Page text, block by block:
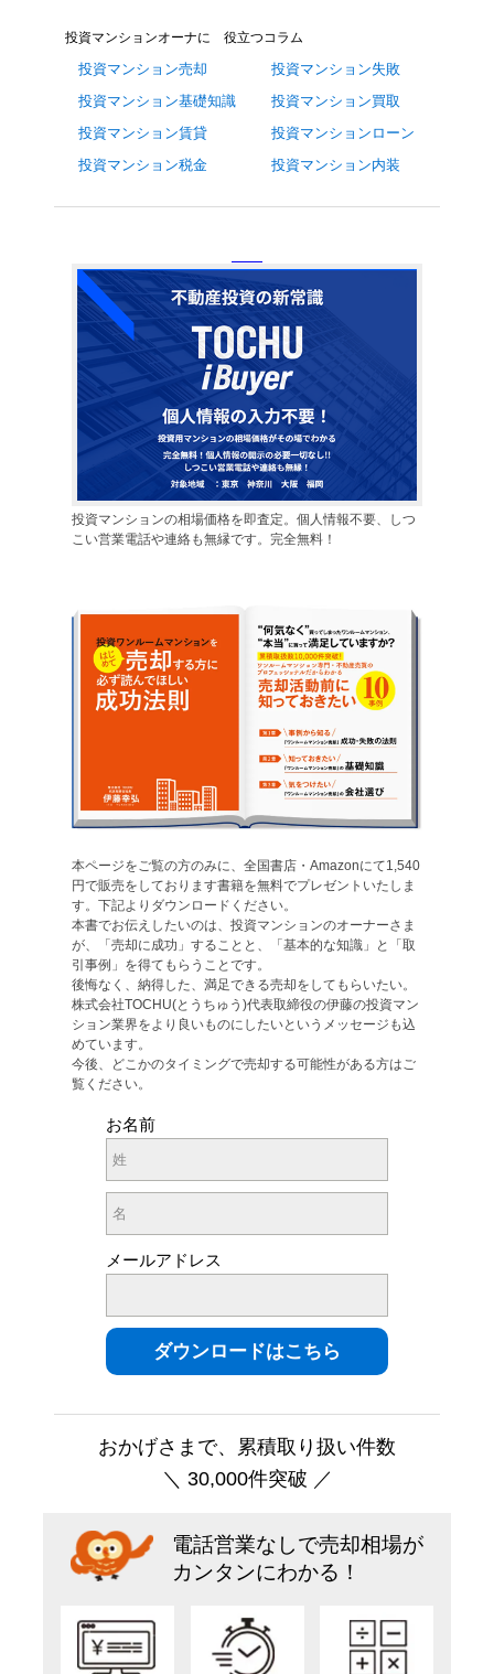
投資マンションオーナに 役立つコラム
投資マンション売却
投資マンション基礎知識
投資マンション賃貸
投資マンション税金
投資マンション失敗
投資マンション買取
投資マンションローン
投資マンション内装
投資マンションの相場価格を即査定。個人情報不要、しつ
こい営業電話や連絡も無縁です。完全無料！
本ページをご覧の方のみに、全国書店・Amazonにて1,540
円で販売をしております書籍を無料でプレゼントいたしま
す。下記よりダウンロードください。
本書でお伝えしたいのは、投資マンションのオーナーさま
が、「売却に成功」することと、「基本的な知識」と「取
引事例」を得てもらうことです。
後悔なく、納得した、満足できる売却をしてもらいたい。
株式会社TOCHU(とうちゅう)代表取締役の伊藤の投資マン
ション業界をより良いものにしたいというメッセージも込
めています。
今後、どこかのタイミングで売却する可能性がある方はご
覧ください。
お名前
メールアドレス
おかげさまで、累積取り扱い件数
＼ 30,000件突破 ／
電話営業なしで売却相場が
カンタンにわかる！